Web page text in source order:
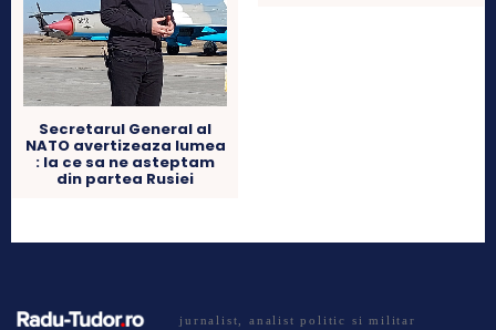
Secretarul General al
NATO avertizeaza lumea
: la ce sa ne asteptam
din partea Rusiei
jurnalist, analist politic si militar